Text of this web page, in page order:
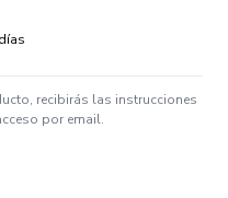
recibirás las instrucciones
por email.